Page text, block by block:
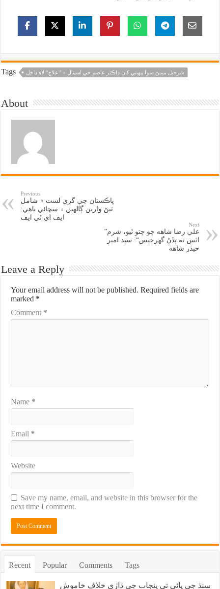
Tags شرجيل ميمڻ سوا مهيني کان ڊاڪٽر عاصم جي اسپتال ۾ ”علاج“ لاءِ داخل
About
Previous
پاڪستان جي گري لسٽ ۾ شامل
ٿيڻ وارين ڳالهين ۾ سچائي ناهي:
ايف اي ٽي ايف
Next
”علي رضا شاهه ڇو ڇتو ٿيو، شرم
اٿس ته ٻڏڻ گهرجيس“: سيد امير
حيدر شاهه
Leave a Reply
Your email address will not be published. Required fields are
marked *
Comment *
Name *
Email *
Website
Save my name, email, and website in this browser for the
next time I comment.
Recent Popular Comments Tags
سنڌ جي پاڻي تي پنجاب جي ڌاڙي خلاف خاموش